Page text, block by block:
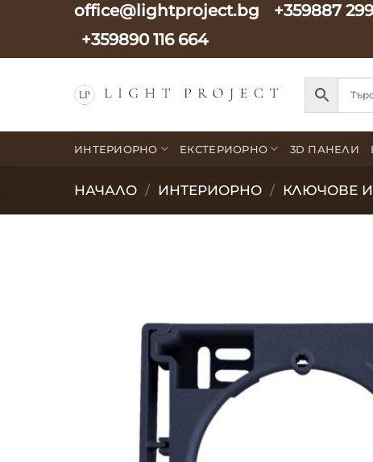
office@lightproject.bg
+359887
+359890 116 664
ИНТЕРИОРНО ЕКСТЕРИОРНО 3D ПАНЕЛИ
НАЧАЛО / ИНТЕРИОРНО / КЛЮЧОВЕ